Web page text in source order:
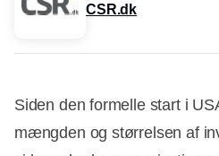
CSR.dk
Siden den formelle start i
mængden og størrelsen af